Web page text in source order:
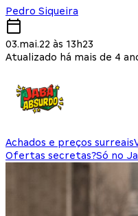
Pedro Siqueira
03.mai.22 às 13h23
Atualizado há mais de 4
Achados e preços surreais
Ofertas secretas?Só no